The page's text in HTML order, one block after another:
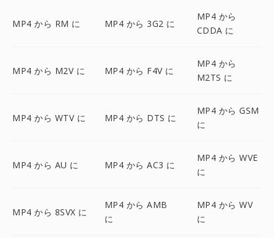
MP4 から RM に MP4 から 3G2 に
MP4 から
CDDA に
MP4 から M2V に MP4 から F4V に
MP4 から
M2TS に
MP4 から WTV に MP4 から DTS に
MP4 から GSM
に
MP4 から AU に MP4 から AC3 に
MP4 から WVE
に
MP4 から 8SVX に
MP4 から AMB
に
MP4 から WV
に